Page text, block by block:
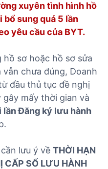
xuyên tình hình hồ
bổ sung quá 5 lần
yêu cầu của BYT.
hồ sơ hoặc hồ sơ sửa
vẫn chưa đúng, Doanh
đầu thủ tục đề nghị
gây mấy thời gian và
lần Đăng ký lưu hành
lưu ý về THỜI HẠN
CẤP SỐ LƯU HÀNH